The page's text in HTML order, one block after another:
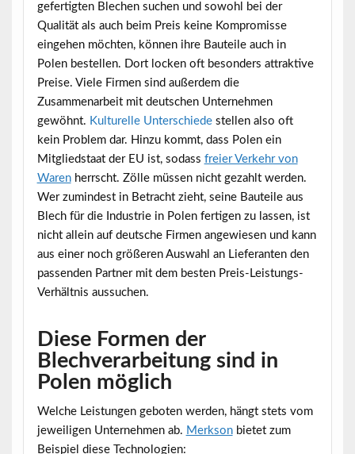
gefertigten Blechen suchen und sowohl bei der
Qualität als auch beim Preis keine Kompromisse
eingehen möchten, können ihre Bauteile auch in
Polen bestellen. Dort locken oft besonders attraktive
Preise. Viele Firmen sind außerdem die
Zusammenarbeit mit deutschen Unternehmen
gewöhnt. Kulturelle Unterschiedestellen also oft
kein Problem dar. Hinzu kommt, dass Polen ein
Mitgliedstaat der EU ist, sodass freier Verkehr von
Warenherrscht. Zölle müssen nicht gezahlt werden.
Wer zumindest in Betracht zieht, seine Bauteile aus
Blech für die Industrie in Polenfertigen zu lassen, ist
nicht allein auf deutsche Firmen angewiesen und kann
aus einer noch größeren Auswahl an Lieferanten den
passenden Partner mit dem besten Preis-Leistungs-
Verhältnis aussuchen.
Diese Formen der
Blechverarbeitung sind in
Polen möglich
Welche Leistungen geboten werden, hängt stets vom
jeweiligen Unternehmen ab. Merksonbietet zum
Beispiel diese Technologien: